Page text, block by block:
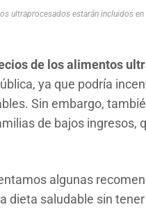
ultraprocesados estarán incluidos
de los alimentos
ya que podría
Sin embargo,
de bajos ingresos,
algunas
dieta saludable sin